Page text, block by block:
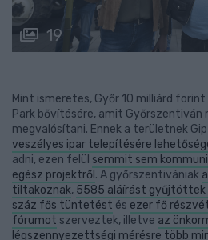
19
Mint ismeretes, Győr 10 milliárd forint
Park bővítésére, amit Győrszentiván
megvalósítani. Ennek a területnek
veszélyes ipar telepítésére
adni, ezen felül semmit sem
egész projektről . A győrszentivániak
tiltakoznak, 5585 aláírást gyűjtöttek
száz fős tüntetést és ezer fő
fórumot szerveztek, illetve az
légszennyezettségi mérésre több